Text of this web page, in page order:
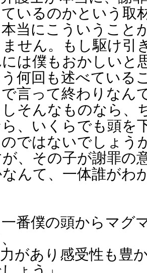
いるのかという取
当にこういうこと
せん。もし駆け引
は僕もおかしいと
何回も述べている
言って終わりなん
そんなものなら、
、いくらでも頭を
ではないでしょう
、その子が謝罪の
んて、一体誰がわ
番僕の頭からマグ
あり感受性も豊